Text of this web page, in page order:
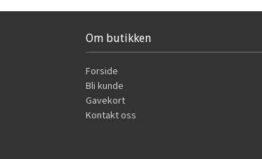
Om butikken
Forside
Bli kunde
Gavekort
Kontakt oss